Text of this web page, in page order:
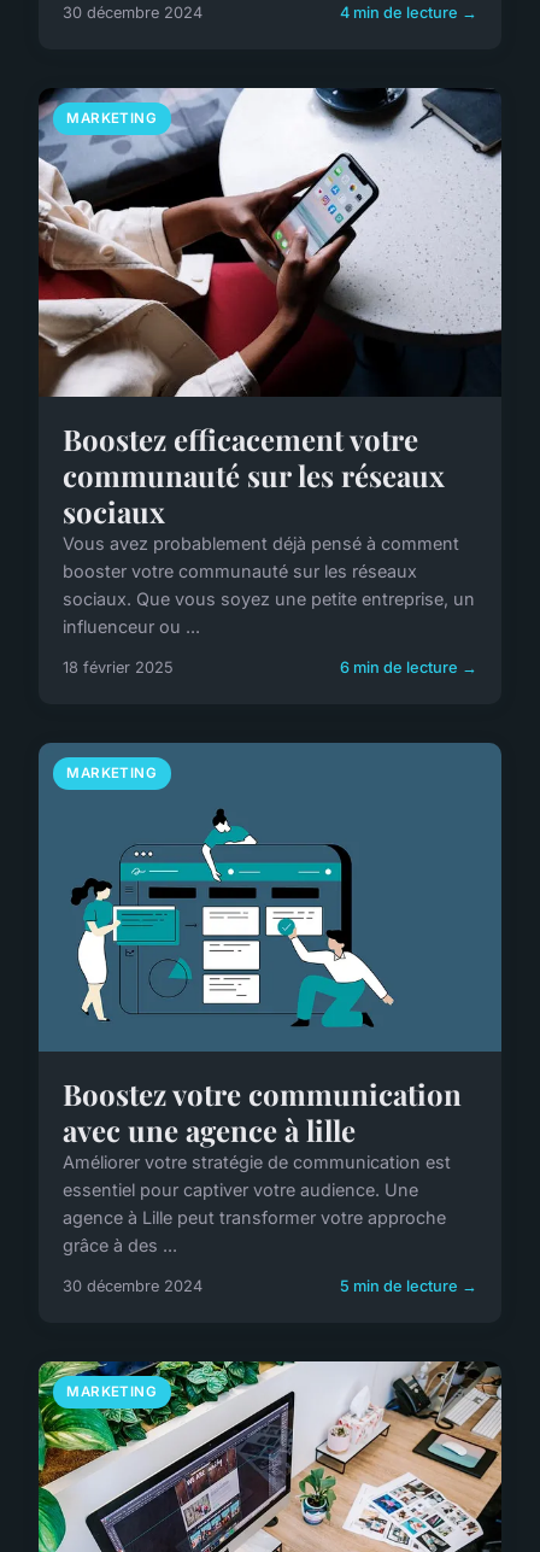
30 décembre 2024 4 min de lecture →
MARKETING
Boostez efficacement votre
communauté sur les réseaux
sociaux
Vous avez probablement déjà pensé à comment
booster votre communauté sur les réseaux
sociaux. Que vous soyez une petite entreprise, un
influenceur ou ...
18 février 2025 6 min de lecture →
MARKETING
Boostez votre communication
avec une agence à lille
Améliorer votre stratégie de communication est
essentiel pour captiver votre audience. Une
agence à Lille peut transformer votre approche
grâce à des ...
30 décembre 2024 5 min de lecture →
MARKETING